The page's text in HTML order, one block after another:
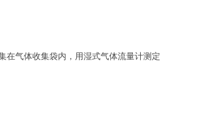
在气体收集袋内，用湿式气体流量计测定